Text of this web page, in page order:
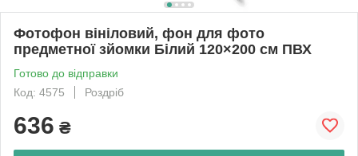
Фотофон вініловий, фон для фото
предметної зйомки Білий 120×200 см ПВХ
Готово до відправки
Код: 4575
Роздріб
636 ₴